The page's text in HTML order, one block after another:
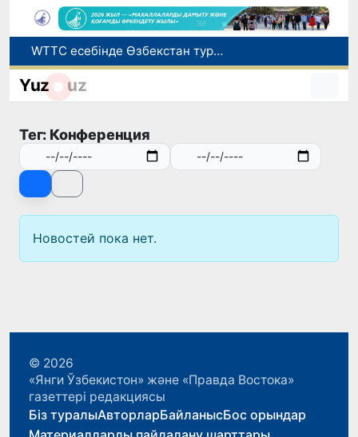
WTTC есебінде Өзбекстан туризмнің өсу қарқыны бойынша Орталық Азияда бірінші орынға шықты
Мүмкіндігі шектеулі талапкерлерге қабылдау емтихандарында қосымша уақыт беріледі
Жарты жылда Өзбекстанда қанша егіз сәби дүниеге келді?
Yuz uz
Тег: Конференция
Новостей пока нет.
© 2026
«Янги Ўзбекистон» және «Правда Востока»
газеттері редакциясы
Біз туралыАвторларБайланысБос орындар